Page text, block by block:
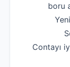
boru
‌Contayı